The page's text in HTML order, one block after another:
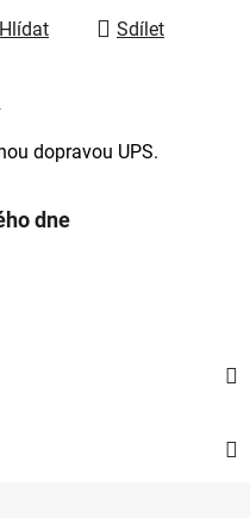
Hlídat Sdílet
dopravou UPS.
dne